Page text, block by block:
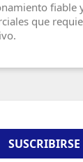
fiable
que